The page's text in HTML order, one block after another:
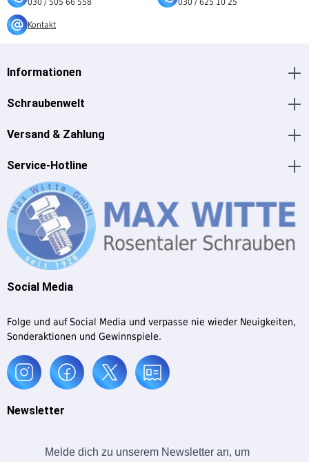
Kontakt
Informationen
Schraubenwelt
Versand & Zahlung
Service-Hotline
Social Media
Folge und auf Social Media und verpasse nie wieder Neuigkeiten,
Sonderaktionen und Gewinnspiele.
Newsletter
Melde dich zu unserem Newsletter an, um